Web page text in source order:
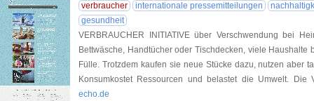
verbraucher internationale pressemitteilungen
gesundheit
VERBRAUCHER INITIATIVE über Verschwendung bei
Bettwäsche, Handtücher oder Tischdecken, viele
Fülle. Trotzdem kaufen sie neue Stücke dazu, nutzen aber
Konsumkostet Ressourcen und belastet die Umwelt. Die
echo.de